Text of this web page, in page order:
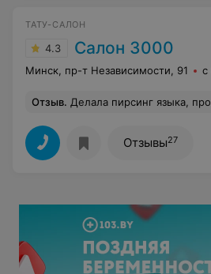
ТАТУ-САЛОН
4.3 Салон 3000
Минск, пр-т Независимости, 91 с
Отзыв. Делала пирсинг языка, прошло все хорошо:обсудили все
Отзывы27